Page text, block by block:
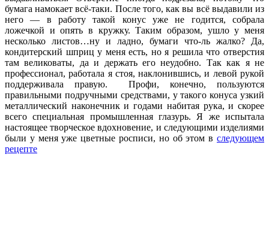
бумага намокает всё-таки. После того, как вы всё выдавили из
него — в работу такой конус уже не годится, собрала
ложечкой и опять в кружку. Таким образом, ушло у меня
несколько листов…ну и ладно, бумаги что-ль жалко? Да,
кондитерский шприц у меня есть, но я решила что отверстия
там великоваты, да и держать его неудобно. Так как я не
профессионал, работала я стоя, наклонившись, и левой рукой
поддерживала правую. Профи, конечно, пользуются
правильными подручными средствами, у такого конуса узкий
металлический наконечник и годами набитая рука, и скорее
всего специальная промышленная глазурь. Я же испытала
настоящее творческое вдохновение, и следующими изделиями
были у меня уже цветные росписи, но об этом в следующем
рецепте